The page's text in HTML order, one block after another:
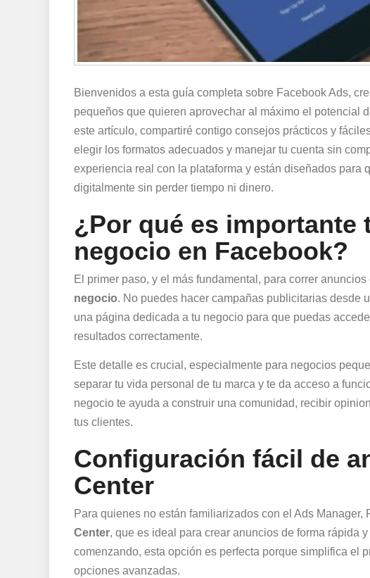
Bienvenidos a esta guía completa sobre Facebook Ads,
pequeños que quieren aprovechar al máximo el potencial
este artículo, compartiré contigo consejos prácticos y
elegir los formatos adecuados y manejar tu cuenta sin
experiencia real con la plataforma y están diseñados para
digitalmente sin perder tiempo ni dinero.
¿Por qué es importante
negocio en Facebook?
El primer paso, y el más fundamental, para correr
negocio. No puedes hacer campañas publicitarias desde
una página dedicada a tu negocio para que puedas
resultados correctamente.
Este detalle es crucial, especialmente para negocios
separar tu vida personal de tu marca y te da acceso a
negocio te ayuda a construir una comunidad, recibir
tus clientes.
Configuración fácil de
Center
Para quienes no están familiarizados con el Ads
Center, que es ideal para crear anuncios de forma rápida
comenzando, esta opción es perfecta porque simplifica el
opciones avanzadas.